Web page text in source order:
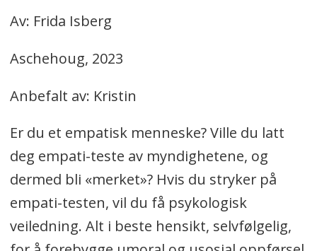
Av: Frida Isberg
Aschehoug, 2023
Anbefalt av: Kristin
Er du et empatisk menneske? Ville du latt
deg empati-teste av myndighetene, og
dermed bli «merket»? Hvis du stryker på
empati-testen, vil du få psykologisk
veiledning. Alt i beste hensikt, selvfølgelig,